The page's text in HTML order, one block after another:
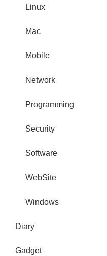
Linux
Mac
Mobile
Network
Programming
Security
Software
WebSite
Windows
Diary
Gadget